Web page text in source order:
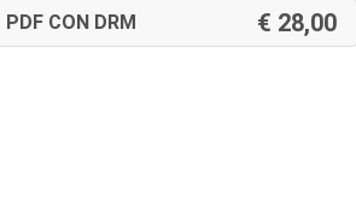
PDF CON DRM 28,00